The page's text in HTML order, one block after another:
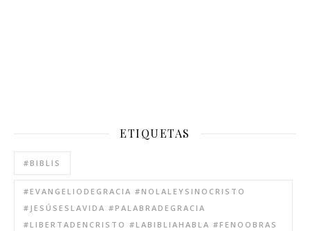
ETIQUETAS
#BIBLIS
#EVANGELIODEGRACIA #NOLALEYSINOCRISTO
#JESÚSESLAVIDA #PALABRADEGRACIA
#LIBERTADENCRISTO #LABIBLIAHABLA #FENOOBRAS